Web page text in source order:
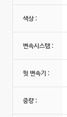
색상 :
변속시스템 :
뒷 변속기 :
중량 :